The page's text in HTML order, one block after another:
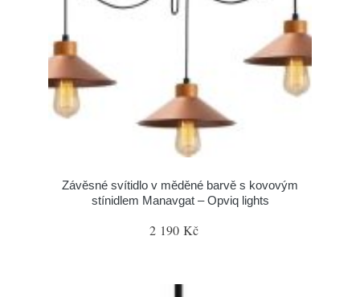
Závěsné svítidlo v měděné barvě s kovovým
stínidlem Manavgat – Opviq lights
2 190 Kč